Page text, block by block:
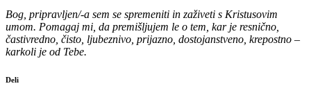
Bog, pripravljen/-a sem se spremeniti in zaživeti s Kristusovim
umom. Pomagaj mi, da premišljujem le o tem, kar je resnično,
častivredno, čisto, ljubeznivo, prijazno, dostojanstveno, krepostno –
karkoli je od Tebe.
Deli